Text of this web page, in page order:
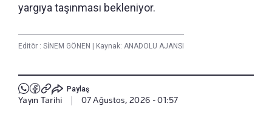
yargıya taşınması bekleniyor.
Editör : SİNEM GÖNEN Kaynak: ANADOLU AJANSI
Paylaş
Yayın Tarihi 07 Ağustos, 2026 - 01:57